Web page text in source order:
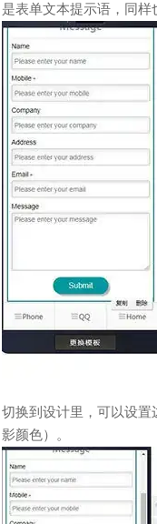
是表单文本提示语，同样
切换到设计里，可以设置
影颜色）。